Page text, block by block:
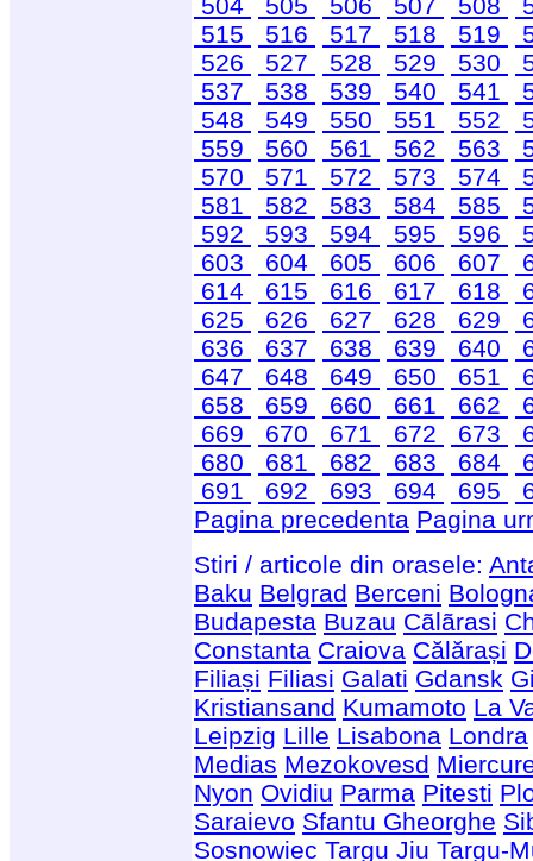
504 505 506 507 508
515
516 517 518 519
526
527 528 529 530
537
538 539 540 541
548
549 550 551 552
559
560 561 562 563
570
571 572 573 574
581
582 583 584 585
592
593 594 595 596
603
604 605 606 607
614
615 616 617 618
625
626 627 628 629
636
637 638 639 640
647
648 649 650 651
658
659 660 661 662
669
670 671 672 673
680
681 682 683 684
691
692 693 694 695
Pagina precedenta Pagina
Stiri / articole din orasele:
Baku Belgrad Berceni
Budapesta Buzau Cãlãrasi
Constanta Craiova Călărași
Filiași Filiasi Galati Gdansk
Kristiansand Kumamoto La
Leipzig Lille Lisabona Londra
Medias Mezokovesd
Nyon Ovidiu Parma Pitesti
Saraievo Sfantu Gheorghe
Sosnowiec Targu Jiu Targu-